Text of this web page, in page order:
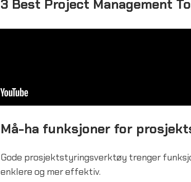
3 Best Project Management
Må-ha funksjoner for
Gode prosjektstyringsverktøy trenger
enklere og mer effektiv.